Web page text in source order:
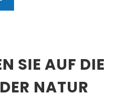
SIE AUF DIE
NATUR